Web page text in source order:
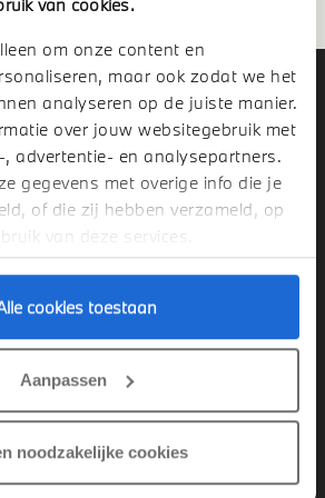
van cookies.
om onze content en
maar ook zodat we het
analyseren op de juiste manier.
over jouw websitegebruik met
advertentie- en analysepartners.
gegevens met overige info die je
of die zij hebben verzameld, op
van deze services.
cookies toestaan
Aanpassen
noodzakelijke cookies